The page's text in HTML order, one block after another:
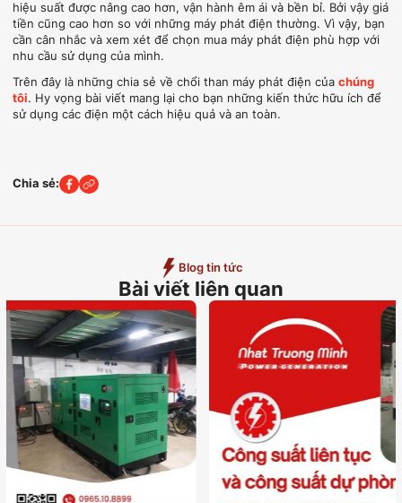
hiệu suất được nâng cao hơn, vận hành êm ái và bền bỉ. Bởi vậy giá
tiền cũng cao hơn so với những máy phát điện thường. Vì vậy, bạn
cần cân nhắc và xem xét để chọn mua máy phát điện phù hợp với
nhu cầu sử dụng của mình.
Trên đây là những chia sẻ về chổi than máy phát điện củachúng
tôi. Hy vọng bài viết mang lại cho bạn những kiến thức hữu ích để
sử dụng các điện một cách hiệu quả và an toàn.
Chia sẻ:
Blog tin tức
Bài viết liên quan